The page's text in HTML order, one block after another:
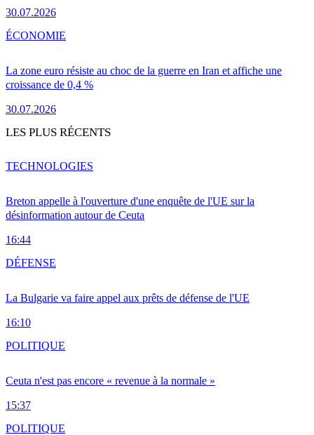
30.07.2026
La zone euro résiste au choc de la guerre en Iran et affiche une
croissance de 0,4 %
30.07.2026
ÉCONOMIE
LES PLUS RÉCENTS
Breton appelle à l'ouverture d'une enquête de l'UE sur la
désinformation autour de Ceuta
16:44
TECHNOLOGIES
La Bulgarie va faire appel aux prêts de défense de l'UE
16:10
DÉFENSE
Ceuta n'est pas encore « revenue à la normale »
15:37
POLITIQUE
POLITIQUE